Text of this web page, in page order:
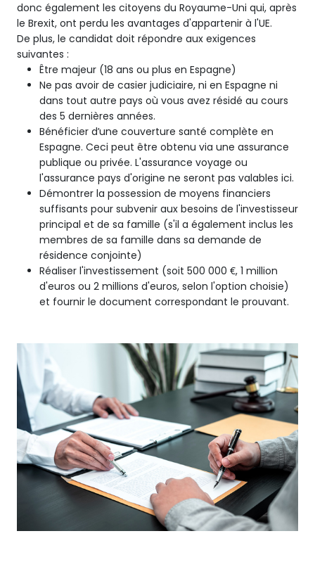
donc également les citoyens du Royaume-Uni qui, après
le Brexit, ont perdu les avantages d'appartenir à l'UE.
De plus, le candidat doit répondre aux exigences
suivantes :
Être majeur (18 ans ou plus en Espagne)
Ne pas avoir de casier judiciaire, ni en Espagne ni
dans tout autre pays où vous avez résidé au cours
des 5 dernières années.
Bénéficier d’une couverture santé complète en
Espagne. Ceci peut être obtenu via une assurance
publique ou privée. L'assurance voyage ou
l'assurance pays d'origine ne seront pas valables ici.
Démontrer la possession de moyens financiers
suffisants pour subvenir aux besoins de l'investisseur
principal et de sa famille (s'il a également inclus les
membres de sa famille dans sa demande de
résidence conjointe)
Réaliser l'investissement (soit 500 000 €, 1 million
d'euros ou 2 millions d'euros, selon l'option choisie)
et fournir le document correspondant le prouvant.